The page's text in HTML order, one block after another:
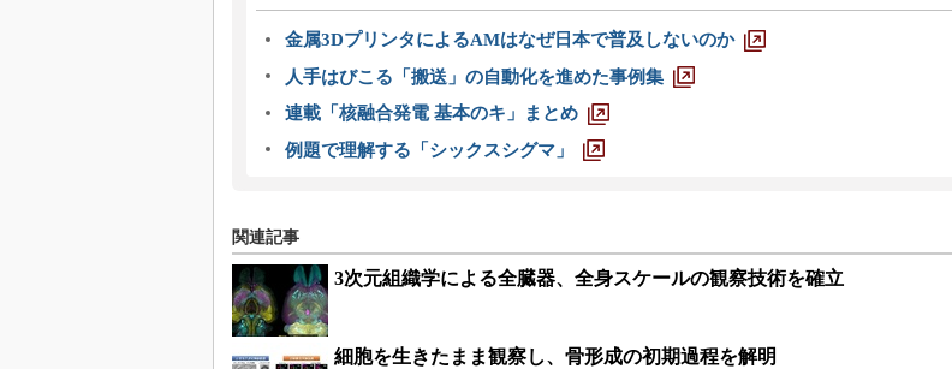
金属3DプリンタによるAMはなぜ日本で普及しないのか
人手はびこる「搬送」の自動化を進めた事例集
連載「核融合発電 基本のキ」まとめ
例題で理解する「シックスシグマ」
関連記事
3次元組織学による全臓器、全身スケールの観察技術を確立
細胞を生きたまま観察し、骨形成の初期過程を解明